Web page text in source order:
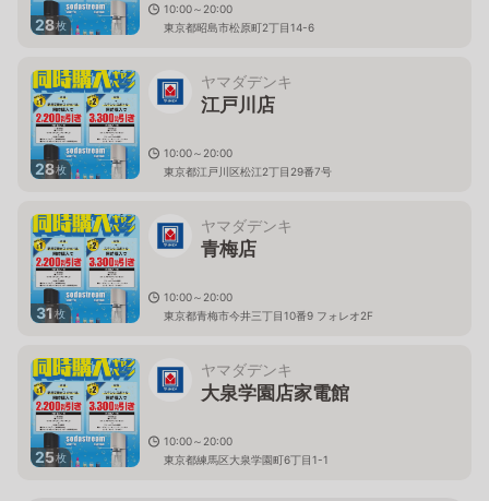
28枚
10:00～20:00
東京都昭島市松原町2丁目14-6
28枚
ヤマダデンキ
江戸川店
10:00～20:00
東京都江戸川区松江2丁目29番7号
31枚
ヤマダデンキ
青梅店
10:00～20:00
東京都青梅市今井三丁目10番9 フォレオ2F
25枚
ヤマダデンキ
大泉学園店家電館
10:00～20:00
東京都練馬区大泉学園町6丁目1-1